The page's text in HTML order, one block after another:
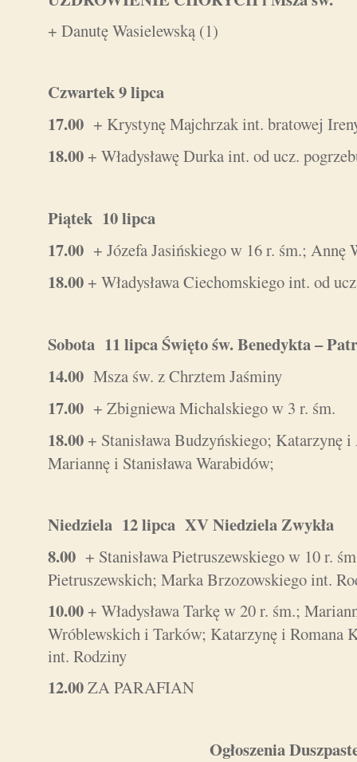
+ Danutę Wasielewską (1)
Czwartek 9 lipca
17.00 + Krystynę Majchrzak int. bratowej
18.00+ Władysławę Durka int. od ucz.
Piątek 10 lipca
17.00 + Józefa Jasińskiego w 16 r. śm.; Annę
18.00+ Władysława Ciechomskiego int. od
Sobota 11 lipca Święto św. Benedykta –
14.00 Msza św. z Chrztem Jaśminy
17.00 + Zbigniewa Michalskiego w 3 r. śm.
18.00+ Stanisława Budzyńskiego; Katarzynę
Mariannę i Stanisława Warabidów;
Niedziela 12 lipca XV Niedziela Zwykła
8.00 + Stanisława Pietruszewskiego w 10 r.
Pietruszewskich; Marka Brzozowskiego int.
10.00+ Władysława Tarkę w 20 r. śm.;
Wróblewskich i Tarków; Katarzynę i Romana
int. Rodziny
12.00ZA PARAFIAN
Ogłoszenia